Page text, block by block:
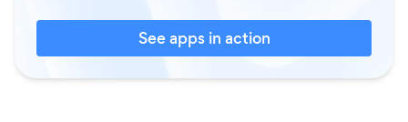
See apps in action